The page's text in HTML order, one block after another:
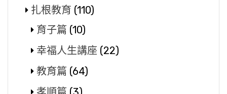
扎根教育 (110)
育子篇 (10)
幸福人生講座 (22)
教育篇 (64)